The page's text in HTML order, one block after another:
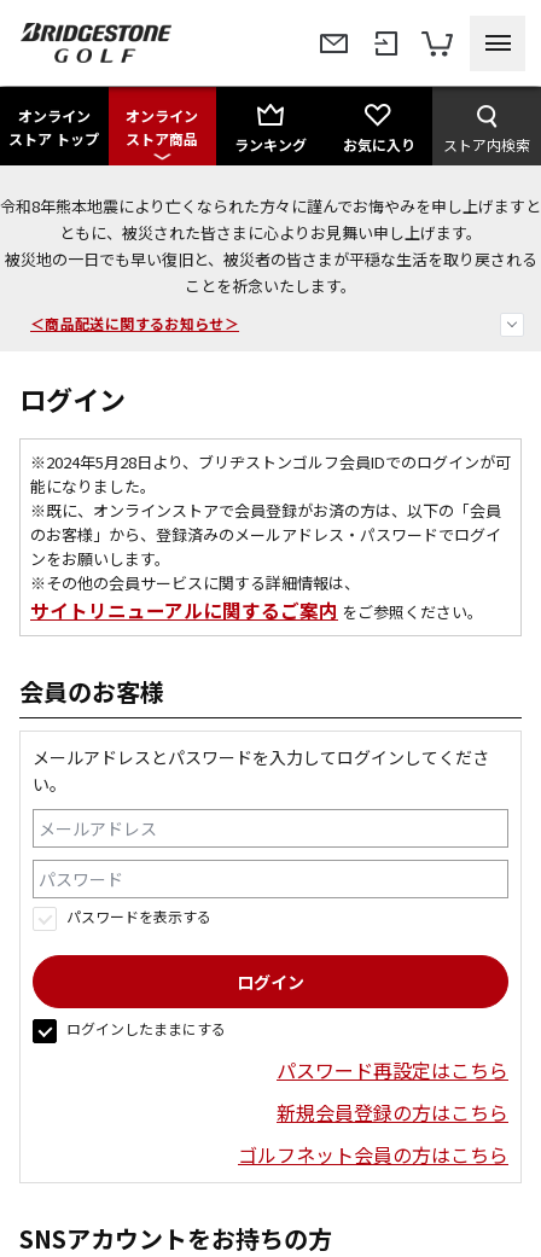
オンライン
ストア トップ
オンライン
ストア商品
ランキング お気に入り ストア内検索
令和8年熊本地震により亡くなられた方々に謹んでお悔やみを申し上げますと
ともに、被災された皆さまに心よりお見舞い申し上げます。
被災地の一日でも早い復旧と、被災者の皆さまが平穏な生活を取り戻される
ことを祈念いたします。
今なら新規会員登録で1,000円OFFクーポンプレゼント！
＜商品配送に関するお知らせ＞
＜夏季休暇中のご注文・発送・お問い合わせ＞
ログイン
※2024年5月28日より、ブリヂストンゴルフ会員IDでのログインが可
能になりました。
※既に、 オンラインストアで会員登録がお済の方は、以下の「会員
のお客様」から、登録済みのメールアドレス・パスワードでログイ
ンをお願いします。
※その他の会員サービスに関する詳細情報は、
サイトリニューアルに関するご案内 をご参照ください。
会員のお客様
メールアドレスとパスワードを入力してログインしてくださ
い。
パスワードを表示する
ログインしたままにする
パスワード再設定はこちら
新規会員登録の方はこちら
ゴルフネット会員の方はこちら
SNSアカウントをお持ちの方